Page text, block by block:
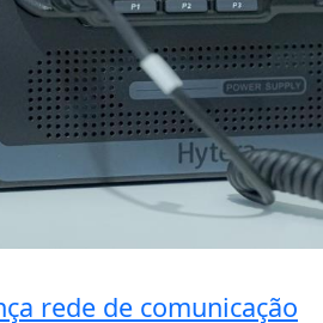
rede de comunicação